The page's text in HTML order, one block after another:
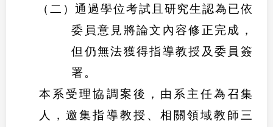
（二）通過學位考試且研究生認為已依
委員意見將論文內容修正完成，
但仍無法獲得指導教授及委員簽
署。
本系受理協調案後，由系主任為召集
人，邀集指導教授、相關領域教師三